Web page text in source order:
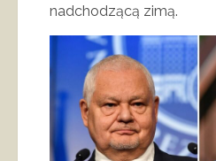
nadchodzącą zimą.